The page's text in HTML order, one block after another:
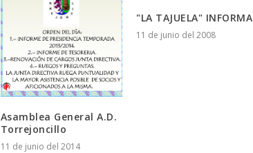
Asamblea General A.D.
Torrejoncillo
11 de junio del 2014
"LA TAJUELA" INFORMA
11 de junio del 2008